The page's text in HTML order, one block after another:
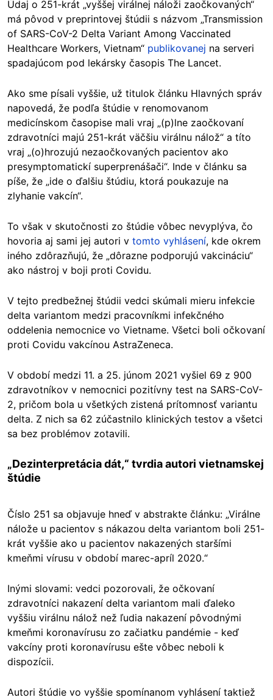
Údaj o 251-krát „vyššej virálnej náloži zaočkovaných“
má pôvod v preprintovej štúdii s názvom „Transmission
of SARS-CoV-2 Delta Variant Among Vaccinated
Healthcare Workers, Vietnam“ publikovanej na serveri
spadajúcom pod lekársky časopis The Lancet.
Ako sme písali vyššie, už titulok článku Hlavných správ
napovedá, že podľa štúdie v renomovanom
medicínskom časopise mali vraj „(p)lne zaočkovaní
zdravotníci majú 251-krát väčšiu virálnu nálož“ a títo
vraj „(o)hrozujú nezaočkovaných pacientov ako
presymptomatickí superprenášači“. Inde v článku sa
píše, že „ide o ďalšiu štúdiu, ktorá poukazuje na
zlyhanie vakcín“.
To však v skutočnosti zo štúdie vôbec nevyplýva, čo
hovoria aj sami jej autori v tomto vyhlásení, kde okrem
iného zdôrazňujú, že „dôrazne podporujú vakcináciu“
ako nástroj v boji proti Covidu.
V tejto predbežnej štúdii vedci skúmali mieru infekcie
delta variantom medzi pracovníkmi infekčného
oddelenia nemocnice vo Vietname. Všetci boli očkovaní
proti Covidu vakcínou AstraZeneca.
V období medzi 11. a 25. júnom 2021 vyšiel 69 z 900
zdravotníkov v nemocnici pozitívny test na SARS-CoV-
2, pričom bola u všetkých zistená prítomnosť variantu
delta. Z nich sa 62 zúčastnilo klinických testov a všetci
sa bez problémov zotavili.
„Dezinterpretácia dát,“ tvrdia autori vietnamskej
štúdie
Číslo 251 sa objavuje hneď v abstrakte článku: „Virálne
nálože u pacientov s nákazou delta variantom boli 251-
krát vyššie ako u pacientov nakazených staršími
kmeňmi vírusu v období marec-apríl 2020.“
Inými slovami: vedci pozorovali, že očkovaní
zdravotníci nakazení delta variantom mali ďaleko
vyššiu virálnu nálož než ľudia nakazení pôvodnými
kmeňmi koronavírusu zo začiatku pandémie - keď
vakcíny proti koronavírusu ešte vôbec neboli k
dispozícii.
Autori štúdie vo vyššie spomínanom vyhlásení taktiež